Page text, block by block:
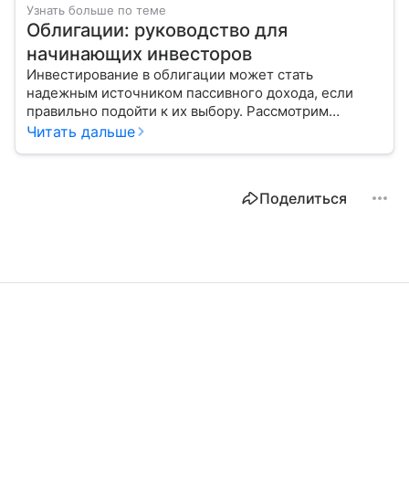
Узнать больше по теме
Облигации: руководство для
начинающих инвесторов
Инвестирование в облигации может стать
надежным источником пассивного дохода, если
правильно подойти к их выбору. Рассмотрим
основные виды этих ценных бумаг и важные
Читать дальше
Поделиться